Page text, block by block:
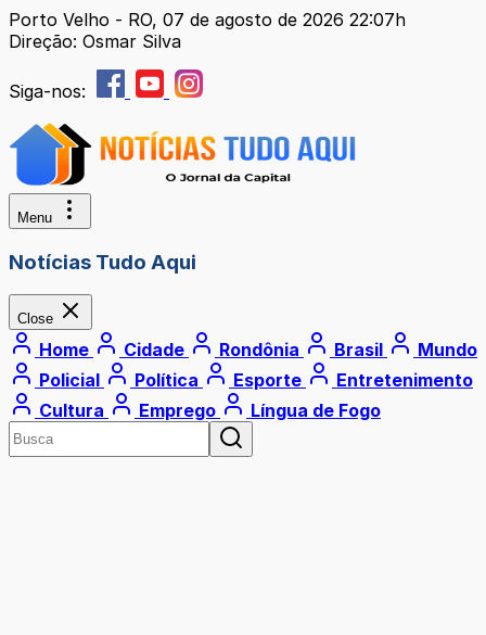
Porto Velho - RO, 07 de agosto de 2026 22:07h
Direção: Osmar Silva
Siga-nos:
Menu
Notícias Tudo Aqui
Close
Home Cidade Rondônia Brasil
Mundo
Policial
Política Esporte
Entretenimento
Cultura
Emprego Língua de Fogo